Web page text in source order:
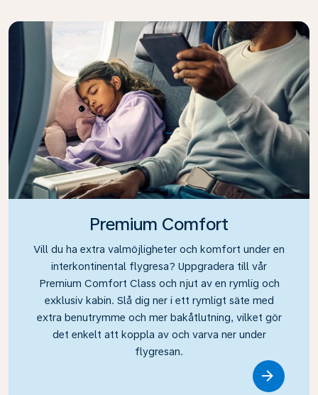
Premium Comfort
Vill du ha extra valmöjligheter och komfort under en
interkontinental flygresa? Uppgradera till vår
Premium Comfort Class och njut av en rymlig och
exklusiv kabin. Slå dig ner i ett rymligt säte med
extra benutrymme och mer bakåtlutning, vilket gör
det enkelt att koppla av och varva ner under
flygresan.